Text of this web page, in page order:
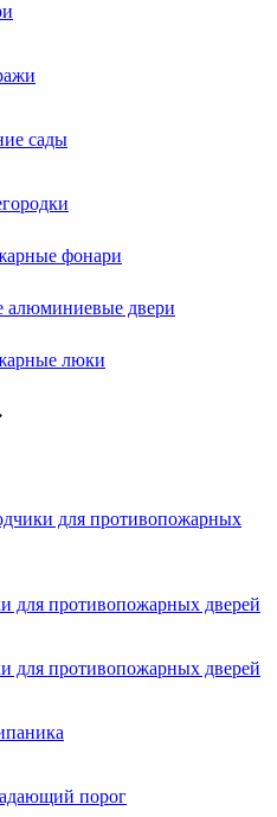
сады
фонари
алюминиевые двери
люки
для противопожарных
для противопожарных дверей
для противопожарных дверей
порог